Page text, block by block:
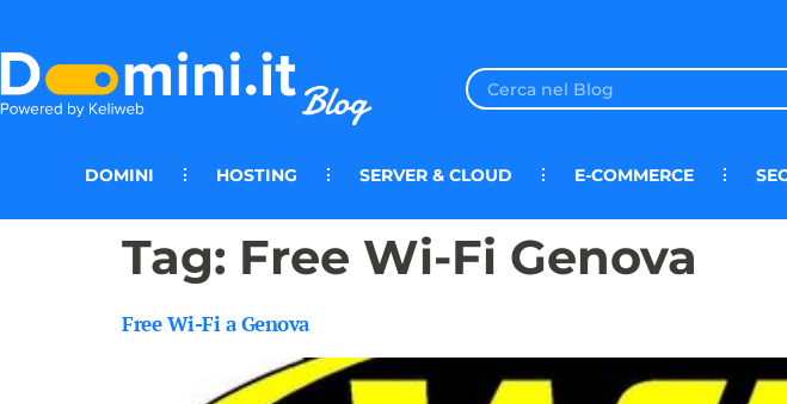
DOMINI HOSTING SERVER & CLOUD E-COMMERCE
Tag: Free Wi-Fi Genova
Free Wi-Fi a Genova